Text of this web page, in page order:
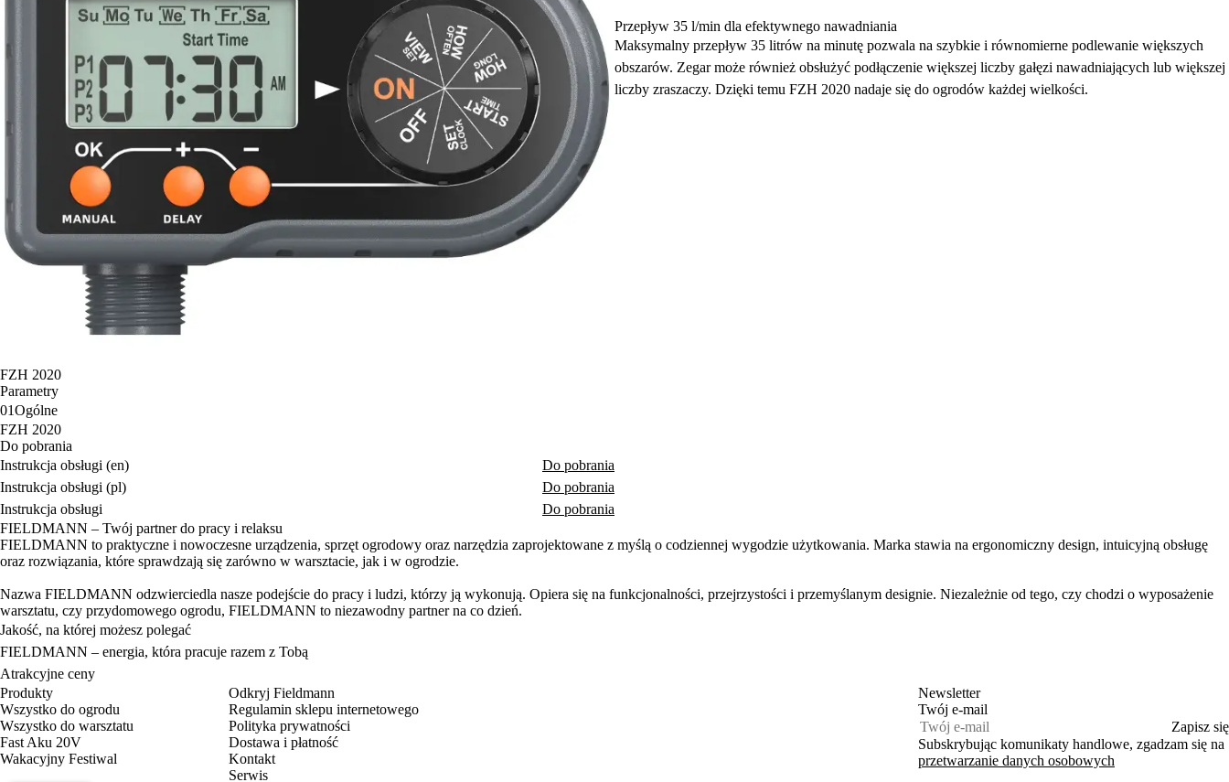
Przepływ 35 l/min dla efektywnego nawadniania
Maksymalny przepływ 35 litrów na minutę pozwala na szybkie i równomierne podlewanie większych
obszarów. Zegar może również obsłużyć podłączenie większej liczby gałęzi nawadniających lub większej
liczby zraszaczy. Dzięki temu FZH 2020 nadaje się do ogrodów każdej wielkości.
FZH 2020
Parametry
01Ogólne
FZH 2020
Do pobrania
Instrukcja obsługi (en)
Do pobrania
Instrukcja obsługi (pl)
Do pobrania
Instrukcja obsługi
Do pobrania
FIELDMANN – Twój partner do pracy i relaksu
FIELDMANN to praktyczne i nowoczesne urządzenia, sprzęt ogrodowy oraz narzędzia zaprojektowane z myślą o codziennej wygodzie użytkowania. Marka stawia na ergonomiczny design, intuicyjną obsługę
oraz rozwiązania, które sprawdzają się zarówno w warsztacie, jak i w ogrodzie.
Nazwa FIELDMANN odzwierciedla nasze podejście do pracy i ludzi, którzy ją wykonują. Opiera się na funkcjonalności, przejrzystości i przemyślanym designie. Niezależnie od tego, czy chodzi o wyposażenie
warsztatu, czy przydomowego ogrodu, FIELDMANN to niezawodny partner na co dzień.
Jakość, na której możesz polegać
FIELDMANN – energia, która pracuje razem z Tobą
Atrakcyjne ceny
Produkty
Wszystko do ogrodu
Wszystko do warsztatu
Fast Aku 20V
Wakacyjny Festiwal
Odkryj Fieldmann
Regulamin sklepu internetowego
Polityka prywatności
Dostawa i płatność
Kontakt
Serwis
Newsletter
Twój e‑mail
Zapisz się
Subskrybując komunikaty handlowe, zgadzam się na
przetwarzanie danych osobowych